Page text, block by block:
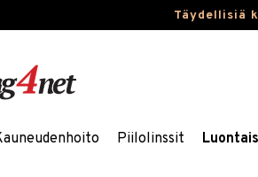
Täydellisiä
Piilolinssit